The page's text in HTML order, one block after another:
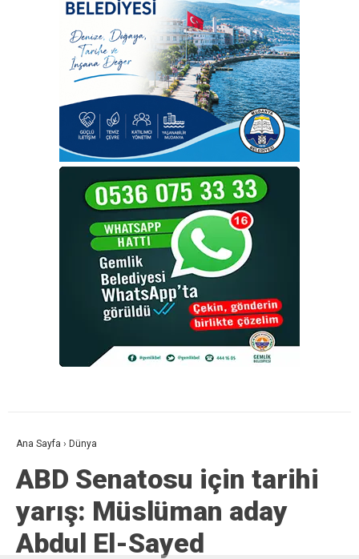
Ana Sayfa › Dünya
ABD Senatosu için tarihi
yarış: Müslüman aday
Abdul El-Sayed